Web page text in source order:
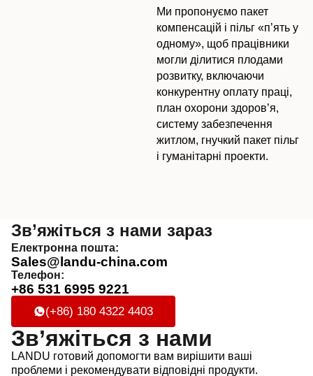
Ми пропонуємо пакет
компенсацій і пільг «п’ять у
одному», щоб працівники
могли ділитися плодами
розвитку, включаючи
конкурентну оплату праці,
план охорони здоров’я,
систему забезпечення
житлом, гнучкий пакет пільг
і гуманітарні проекти.
Зв’яжіться з нами зараз
Електронна пошта:
Sales@landu-china.com
Телефон:
+86 531 6995 9221
(+86) 180 4322 4403
Зв’яжіться з нами
LANDU готовий допомогти вам вирішити ваші
проблеми і рекомендувати відповідні продукти.